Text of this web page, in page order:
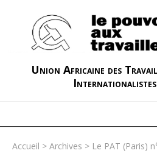
Union Africaine des
Accueil > Archives > Le PAT (Paris)